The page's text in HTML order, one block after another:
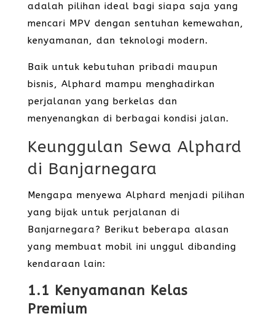
adalah pilihan ideal bagi siapa saja yang
mencari MPV dengan sentuhan kemewahan,
kenyamanan, dan teknologi modern.
Baik untuk kebutuhan pribadi maupun
bisnis, Alphard mampu menghadirkan
perjalanan yang berkelas dan
menyenangkan di berbagai kondisi jalan.
Keunggulan Sewa Alphard
di Banjarnegara
Mengapa menyewa Alphard menjadi pilihan
yang bijak untuk perjalanan di
Banjarnegara? Berikut beberapa alasan
yang membuat mobil ini unggul dibanding
kendaraan lain:
1.1 Kenyamanan Kelas
Premium